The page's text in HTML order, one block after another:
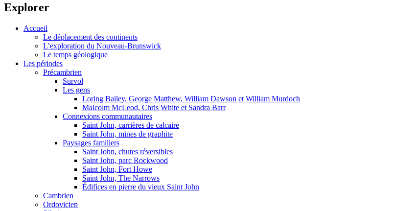
Explorer
Accueil
Le déplacement des continents
L’exploration du Nouveau-Brunswick
Le temps géologique
Les périodes
Précambrien
Survol
Les gens
Loring Bailey, George Matthew, William Dawson et William Murdoch
Malcolm McLeod, Chris White et Sandra Barr
Connexions communautaires
Saint John, carrières de calcaire
Saint John, mines de graphite
Paysages familiers
Saint John, chutes réversibles
Saint John, parc Rockwood
Saint John, Fort Howe
Saint John, The Narrows
Édifices en pierre du vieux Saint John
Cambrien
Ordovicien